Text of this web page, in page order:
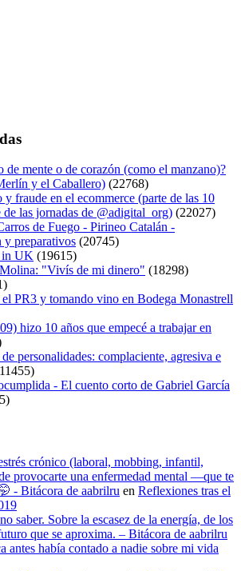
de mente o de corazón (como el manzano)?
y el Caballero) (22768)
y fraude en el ecommerce (parte de las 10
de las jornadas de @adigital_org) (22027)
de Fuego - Pirineo Catalán -
y preparativos (20745)
in UK (19615)
"Vivís de mi dinero" (18298)
PR3 y tomando vino en Bodega Monastrell
hizo 10 años que empecé a trabajar en
personalidades: complaciente, agresiva e
- El cuento corto de Gabriel García
crónico (laboral, mobbing, infantil,
provocarte una enfermedad mental —que te
- Bitácora de aabrilru en Reflexiones tras el
saber. Sobre la escasez de la energía, de los
que se aproxima. – Bitácora de aabrilru
antes había contado a nadie sobre mi vida